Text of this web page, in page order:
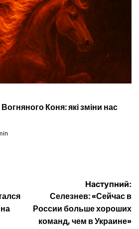
Коня: які зміни нас
Наступний:
Селезнев: «Сейчас в
России больше хороших
команд, чем в Украине»